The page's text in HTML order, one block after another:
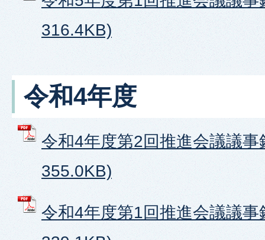
316.4KB)
令和4年度
令和4年度第2回推進会議議
355.0KB)
令和4年度第1回推進会議議